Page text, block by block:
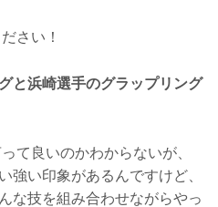
さい！
と浜崎選手のグラップリング
て良いのかわからないが、
強い印象があるんですけど、
な技を組み合わせながらやっ